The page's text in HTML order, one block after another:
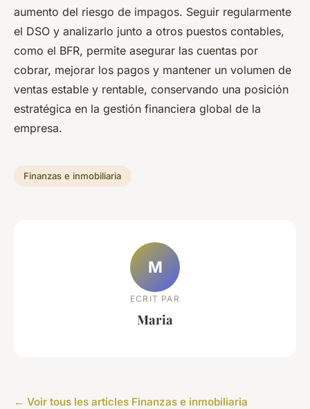
aumento del riesgo de impagos. Seguir regularmente
el DSO y analizarlo junto a otros puestos contables,
como el BFR, permite asegurar las cuentas por
cobrar, mejorar los pagos y mantener un volumen de
ventas estable y rentable, conservando una posición
estratégica en la gestión financiera global de la
empresa.
Finanzas e inmobiliaria
M
ECRIT PAR
Maria
← Voir tous les articles Finanzas e inmobiliaria